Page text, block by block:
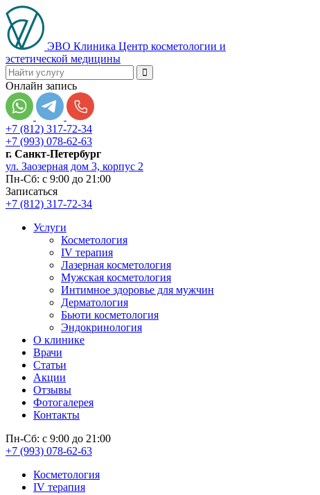
ЭВО Клиника Центр косметологии и
эстетической медицины
Онлайн запись
+7 (812) 317-72-34
+7 (993) 078-62-63
г. Санкт-Петербург
ул. Заозерная дом 3, корпус 2
Пн-Сб: с 9:00 до 21:00
Записаться
+7 (812) 317-72-34
Услуги
Косметология
IV терапия
Лазерная косметология
Мужская косметология
Интимное здоровье для мужчин
Дерматология
Бьюти косметология
Эндокринология
О клинике
Врачи
Статьи
Акции
Отзывы
Фотогалерея
Контакты
Пн-Сб: с 9:00 до 21:00
+7 (993) 078-62-63
Косметология
IV терапия